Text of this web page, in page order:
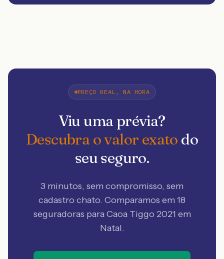
PREÇO REAL, NA HORA
Viu uma prévia?
Descubra o valor exato do
seu seguro.
3 minutos, sem compromisso, sem
cadastro chato. Comparamos em 18
seguradoras para Caoa Tiggo 2021 em
Natal.